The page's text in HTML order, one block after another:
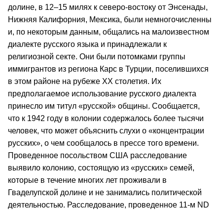
долине, в 12–15 милях к северо-востоку от Энсенады,
Нижняя Калифорния, Мексика, были немногочисленны
и, по некоторым данным, общались на малоизвестном
диалекте русского языка и принадлежали к
религиозной секте. Они были потомками группы
иммигрантов из региона Карс в Турции, поселившихся
в этом районе на рубеже XX столетия. Их
предполагаемое использование русского диалекта
принесло им титул «русской» общины. Сообщается,
что к 1942 году в колонии содержалось более тысячи
человек, что может объяснить слухи о «концентрации
русских», о чем сообщалось в прессе того времени.
Проведенное посольством США расследование
выявило колонию, состоящую из «русских» семей,
которые в течение многих лет проживали в
Гваделупской долине и не занимались политической
деятельностью. Расследование, проведенное 11-м ND